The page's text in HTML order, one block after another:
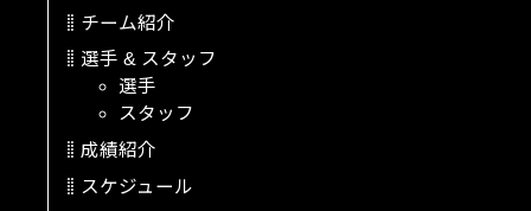
チーム紹介
選手 & スタッフ
選手
スタッフ
成績紹介
スケジュール